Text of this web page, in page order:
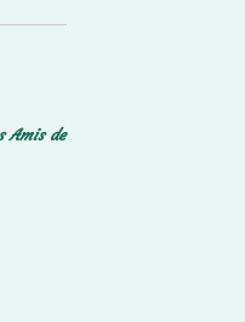
Amis de